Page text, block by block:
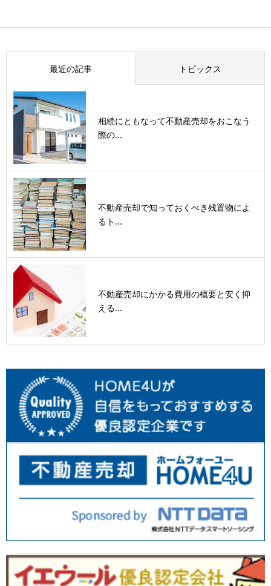
最近の記事 トピックス
相続にともなって不動産売却をおこなう
際の...
不動産売却で知っておくべき残置物によ
るト...
不動産売却にかかる費用の概要と安く抑
える...